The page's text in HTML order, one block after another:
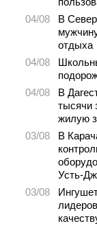
04/08
В
отдыха
04/08
04/08
В
тысячи
жилую
03/08
В
Усть-
03/08